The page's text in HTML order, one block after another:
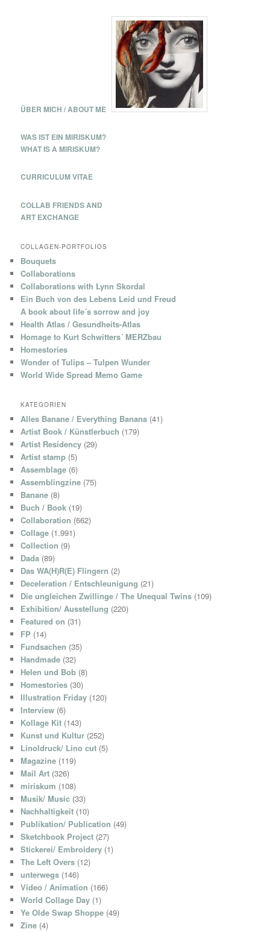
ÜBER MICH / ABOUT ME
WAS IST EIN MIRISKUM?
WHAT IS A MIRISKUM?
CURRICULUM VITAE
COLLAB FRIENDS AND
ART EXCHANGE
COLLAGEN-PORTFOLIOS
Bouquets
Collaborations
Collaborations with Lynn Skordal
Ein Buch von des Lebens Leid und Freud
A book about life´s sorrow and joy
Health Atlas / Gesundheits-Atlas
Homage to Kurt Schwitters´ MERZbau
Homestories
Wonder of Tulips – Tulpen Wunder
World Wide Spread Memo Game
KATEGORIEN
Alles Banane / Everything Banana (41)
Artist Book / Künstlerbuch (179)
Artist Residency (29)
Artist stamp (5)
Assemblage (6)
Assemblingzine (75)
Banane (8)
Buch / Book (19)
Collaboration (662)
Collage (1.991)
Collection (9)
Dada (89)
Das WA(H)R(E) Flingern (2)
Deceleration / Entschleunigung (21)
Die ungleichen Zwillinge / The Unequal Twins (109)
Exhibition/ Ausstellung (220)
Featured on (31)
FP (14)
Fundsachen (35)
Handmade (32)
Helen und Bob (8)
Homestories (30)
Illustration Friday (120)
Interview (6)
Kollage Kit (143)
Kunst und Kultur (252)
Linoldruck/ Lino cut (5)
Magazine (119)
Mail Art (326)
miriskum (108)
Musik/ Music (33)
Nachhaltigkeit (10)
Publikation/ Publication (49)
Sketchbook Project (27)
Stickerei/ Embroidery (1)
The Left Overs (12)
unterwegs (146)
Video / Animation (166)
World Collage Day (1)
Ye Olde Swap Shoppe (49)
Zine (4)